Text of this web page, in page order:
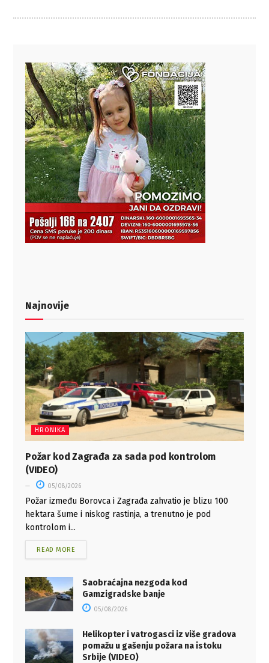
Najnovije
HRONIKA
Požar kod Zagrađa za sada pod kontrolom
(VIDEO)
05/08/2026
Požar između Borovca i Zagrađa zahvatio je blizu 100
hektara šume i niskog rastinja, a trenutno je pod
kontrolom i...
READ MORE
Saobraćajna nezgoda kod
Gamzigradske banje
05/08/2026
Helikopter i vatrogasci iz više gradova
pomažu u gašenju požara na istoku
Srbije (VIDEO)